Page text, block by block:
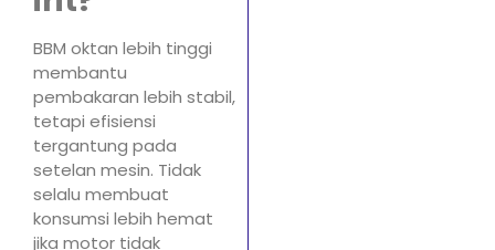
BBM oktan lebih tinggi
membantu
pembakaran lebih stabil,
tetapi efisiensi
tergantung pada
setelan mesin. Tidak
selalu membuat
konsumsi lebih hemat
jika motor tidak